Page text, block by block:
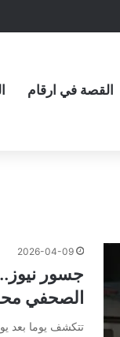
القصة في ارقام
2026-04-09
جسور
الصحفي
تتكشف يوما بعد